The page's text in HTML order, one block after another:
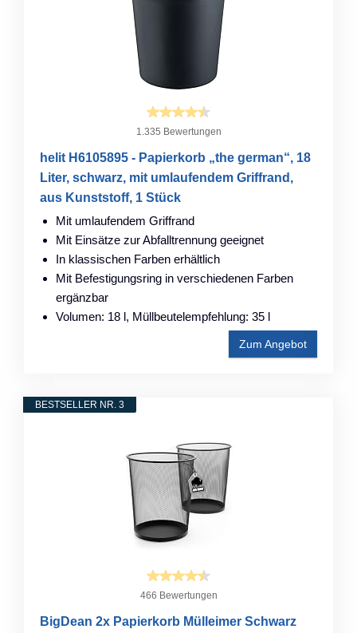
1.335 Bewertungen
helit H6105895 - Papierkorb „the german“, 18
Liter, schwarz, mit umlaufendem Griffrand,
aus Kunststoff, 1 Stück
Mit umlaufendem Griffrand
Mit Einsätze zur Abfalltrennung geeignet
In klassischen Farben erhältlich
Mit Befestigungsring in verschiedenen Farben
ergänzbar
Volumen: 18 l, Müllbeutelempfehlung: 35 l
Zum Angebot
BESTSELLER NR. 3
466 Bewertungen
BigDean 2x Papierkorb Mülleimer Schwarz